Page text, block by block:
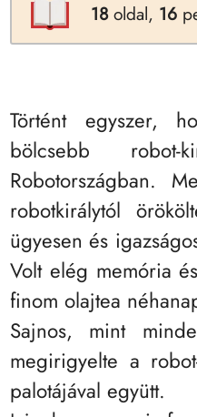
18oldal, 16
Történt egyszer,
bölcsebb robot-
Robotországban.
robotkirálytól
ügyesen és
Volt elég memória
finom olajtea
Sajnos, mint
megirigyelte a
palotájával együtt.